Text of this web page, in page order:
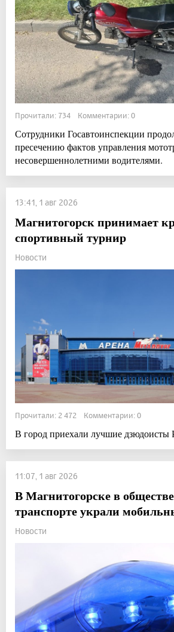
Прочитали: 734 Комментарии: 0
Сотрудники Госавтоинспекции
пресечению фактов управления
несовершеннолетними водителями.
13:41, 1 авг 2026
Магнитогорск принимает
спортивный турнир
Новости
Прочитали: 2 472 Комментарии: 0
В город приехали лучшие дзюдоисты
11:07, 1 авг 2026
В Магнитогорске в
транспорте украли
Новости